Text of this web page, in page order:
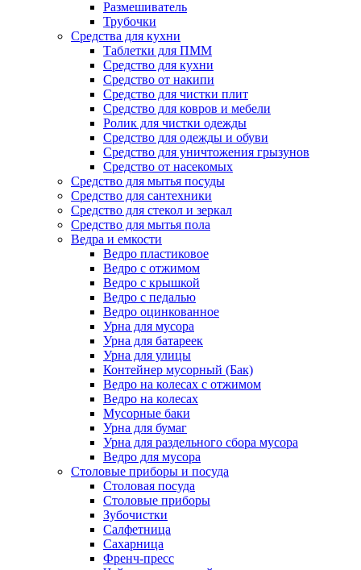
Размешиватель
Трубочки
Средства для кухни
Таблетки для ПММ
Средство для кухни
Средство от накипи
Средство для чистки плит
Средство для ковров и мебели
Ролик для чистки одежды
Средство для одежды и обуви
Средство для уничтожения грызунов
Средство от насекомых
Средство для мытья посуды
Средство для сантехники
Средство для стекол и зеркал
Средство для мытья пола
Ведра и емкости
Ведро пластиковое
Ведро с отжимом
Ведро с крышкой
Ведро с педалью
Ведро оцинкованное
Урна для мусора
Урна для батареек
Урна для улицы
Контейнер мусорный (Бак)
Ведро на колесах с отжимом
Ведро на колесах
Мусорные баки
Урна для бумаг
Урна для раздельного сбора мусора
Ведро для мусора
Столовые приборы и посуда
Столовая посуда
Столовые приборы
Зубочистки
Салфетница
Сахарница
Френч-пресс